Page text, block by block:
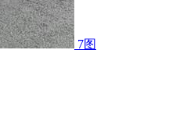
7图